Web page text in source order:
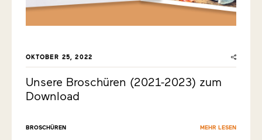
OKTOBER 25, 2022
Unsere Broschüren (2021-2023) zum
Download
BROSCHÜREN MEHR LESEN